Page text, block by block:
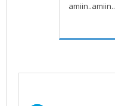
amiin..amiin..